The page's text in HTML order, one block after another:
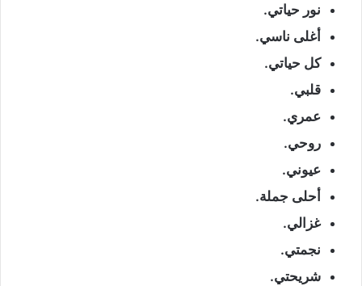
نور حياتي.
أغلى ناسي.
كل حياتي.
قلبي.
عمري.
روحي.
عيوني.
أحلى جملة.
غزالي.
نجمتي.
شريحتي.